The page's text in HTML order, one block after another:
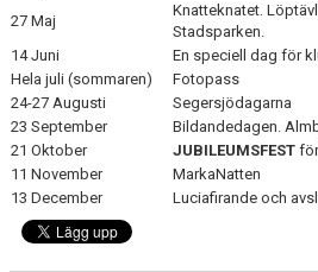
27 Maj
Knatteknatet.
Stadsparken.
14 Juni
En speciell dag för
Hela juli (sommaren)
Fotopass
24-27 Augusti
Segersjödagarna
23 September
Bildandedagen.
21 Oktober
JUBILEUMSFEST
11 November
MarkaNatten
13 December
Luciafirande och